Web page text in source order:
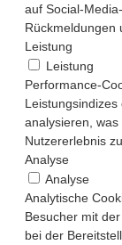
auf Social-
Rückmeldungen
Leistung
Leistung
Performance-
analysieren,
Nutzererlebnis
Analyse
Analyse
Analytische
Besucher mit
bei der